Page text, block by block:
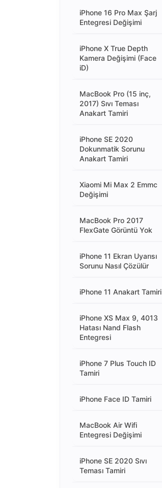
iPhone 16 Pro Max Şarj
Entegresi Değişimi
iPhone X True Depth
Kamera Değişimi (Face
iD)
MacBook Pro (15 inç,
2017) Sıvı Teması
Anakart Tamiri
iPhone SE 2020
Dokunmatik Sorunu
Anakart Tamiri
Xiaomi Mi Max 2 Emmc
Değişimi
MacBook Pro 2017
FlexGate Görüntü Yok
iPhone 11 Ekran Uyarısı
Sorunu Nasıl Çözülür
iPhone 11 Anakart Tamiri
iPhone XS Max 9, 4013
Hatası Nand Flash
Entegresi
iPhone 7 Plus Touch ID
Tamiri
iPhone Face ID Tamiri
MacBook Air Wifi
Entegresi Değişimi
iPhone SE 2020 Sıvı
Teması Tamiri